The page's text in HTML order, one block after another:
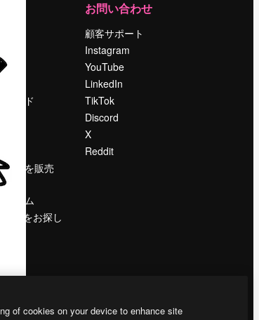
レンド
ンツを販売
ルーム
をお探し
お問い合わせ
顧客サポート
Instagram
YouTube
LinkedIn
TikTok
Discord
X
Reddit
of cookies on your device to enhance site